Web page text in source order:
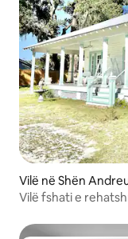
Vilë në Shën
Vilë fshati e